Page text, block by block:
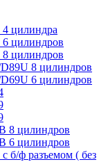
цилиндра
цилиндров
цилиндров
8 цилиндров
6 цилиндров
8 цилиндров
6 цилиндров
б/ф разъемом ( без